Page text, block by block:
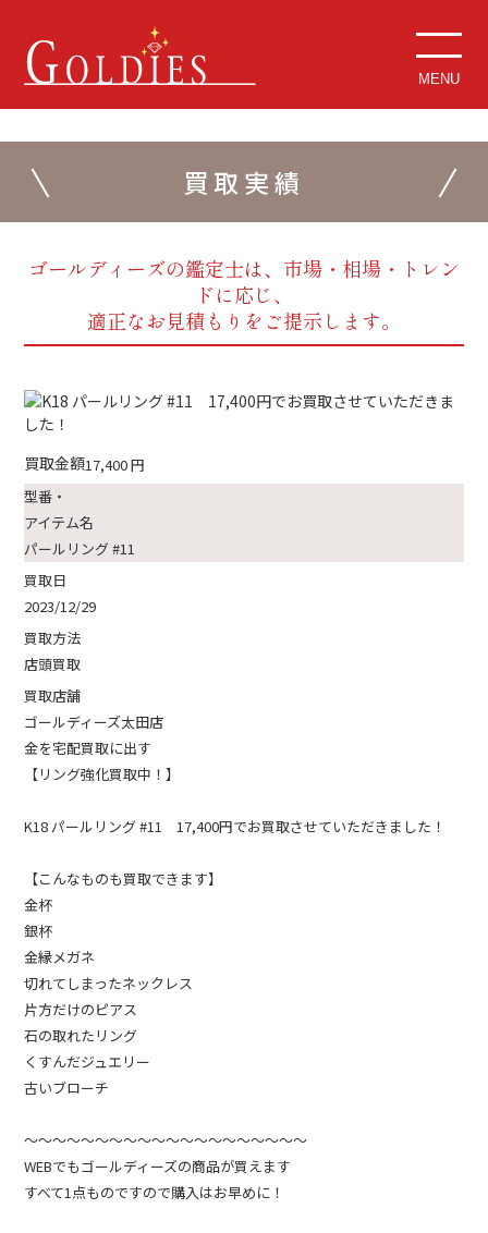
MENU
買取実績
ゴールディーズの鑑定士は、市場・相場・トレン
ドに応じ、
適正なお見積もりをご提示します。
買取金額17,400円
型番・
アイテム名
パールリング #11
買取日
2023/12/29
買取方法
店頭買取
買取店舗
ゴールディーズ太田店
金を宅配買取に出す
【リング強化買取中！】
K18 パールリング #11 17,400円でお買取させていただきました！
【こんなものも買取できます】
金杯
銀杯
金縁メガネ
切れてしまったネックレス
片方だけのピアス
石の取れたリング
くすんだジュエリー
古いブローチ
～～～～～～～～～～～～～～～～～～～～
WEBでもゴールディーズの商品が買えます
すべて1点ものですので購入はお早めに！